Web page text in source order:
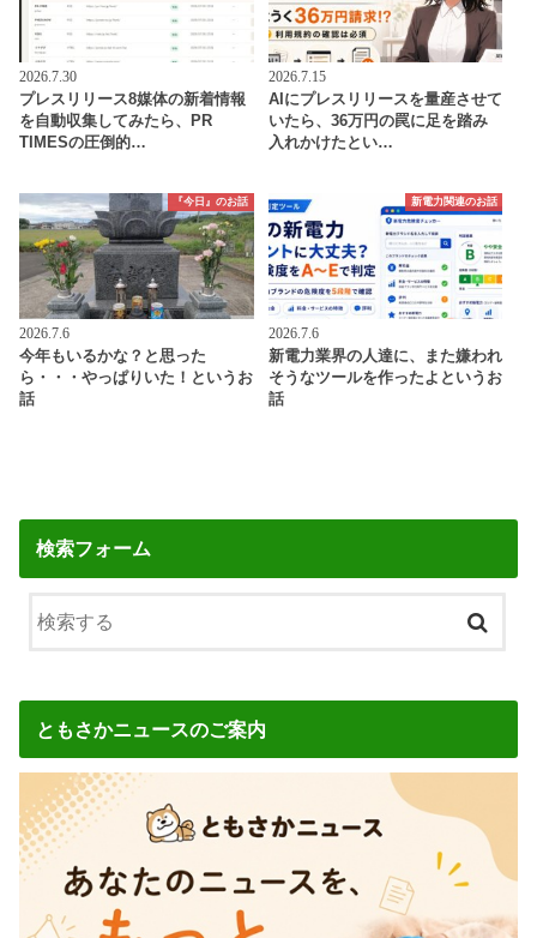
2026.7.30
プレスリリース8媒体の新着情報
を自動収集してみたら、PR
TIMESの圧倒的…
2026.7.15
AIにプレスリリースを量産させて
いたら、36万円の罠に足を踏み
入れかけたとい…
『今日』のお話
2026.7.6
今年もいるかな？と思った
ら・・・やっぱりいた！というお
話
新電力関連のお話
2026.7.6
新電力業界の人達に、また嫌われ
そうなツールを作ったよというお
話
検索フォーム
ともさかニュースのご案内